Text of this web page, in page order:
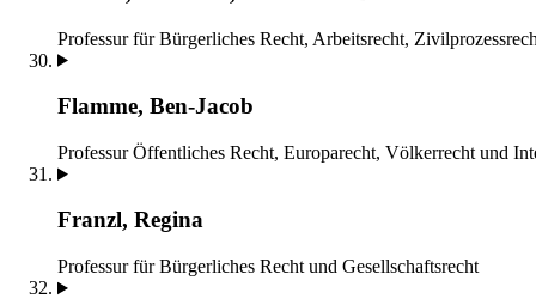
Professur für Bürgerliches Recht, Arbeitsrecht,
Flamme, Ben-Jacob
Professur Öffentliches Recht, Europarecht, Völkerrecht und
Franzl, Regina
Professur für Bürgerliches Recht und Gesellschaftsrecht